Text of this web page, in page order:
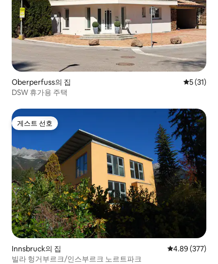
Oberperfuss의 집 평점 5점
5 (31)
DSW 휴가용 주택
게스트 선호
게스트 선호
Innsbruck의 집 평점 4.89점(5
4.89 (377)
빌라 헝거부르크/인스부르크 노르트파크